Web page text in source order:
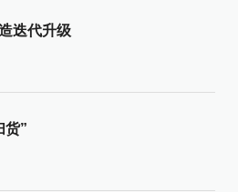
迭代升级
货”